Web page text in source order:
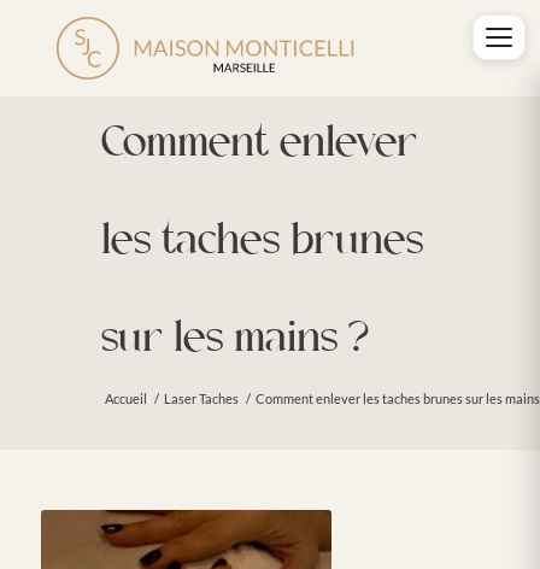
Comment enlever
les taches brunes
sur les mains ?
Accueil / Laser Taches / Comment enlever les taches brunes sur les mains